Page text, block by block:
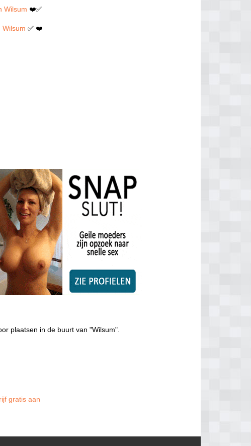
Wilsum ❤️✅
Wilsum ✅ ❤️
plaatsen in de buurt van "Wilsum".
gratis aan